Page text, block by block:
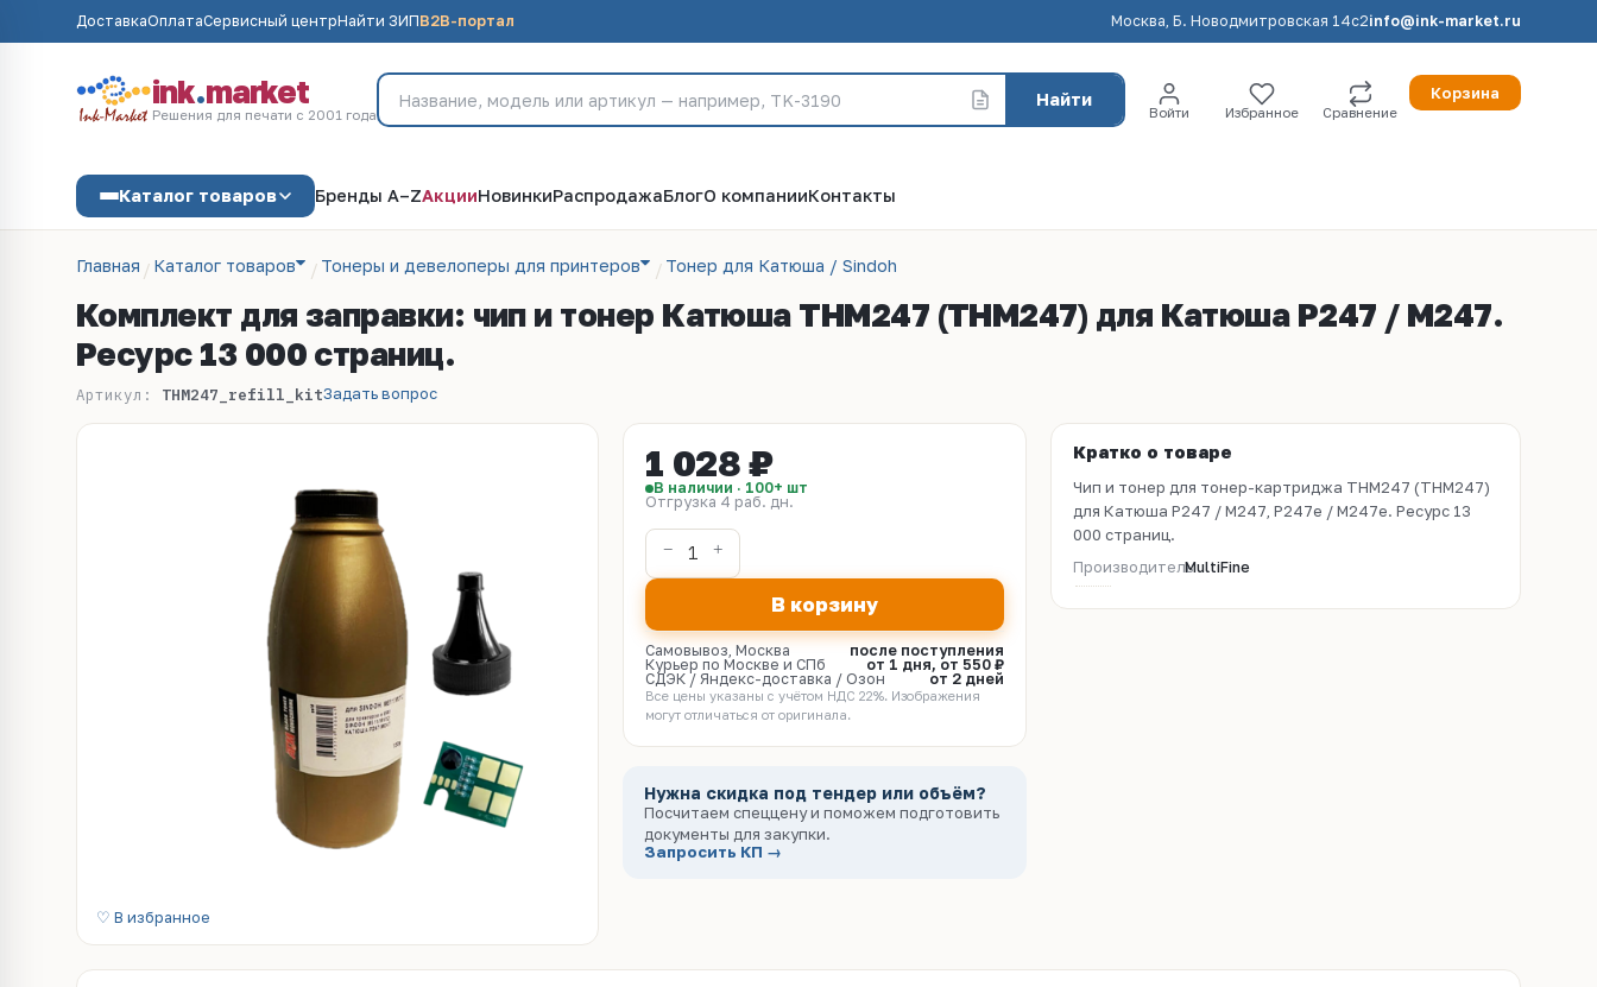
ДоставкаОплатаСервисный центрНайти ЗИПB2B-портал Москва, Б. Новодмитровская 14с2info@ink-market.ru
ink.market
Решения для печати с 2001 года
Найти
Войти Избранное Сравнение
Корзина
Каталог товаров Бренды A–ZАкцииНовинкиРаспродажаБлогО компанииКонтакты
Главная Каталог товаров Тонеры и девелоперы для принтеров Тонер для Катюша / Sindoh
Комплект для заправки: чип и тонер Катюша THМ247 (THM247) для Катюша Р247 / М247.
Ресурс 13 000 страниц.
Артикул: THМ247_refill_kitЗадать вопрос
♡ В избранное
1 028 ₽
В наличии · 100+ шт
Отгрузка 4 раб. дн.
В корзину
Самовывоз, Москва
после поступления
Курьер по Москве и СПб
от 1 дня, от 550 ₽
СДЭК / Яндекс-доставка / Озон
от 2 дней
Все цены указаны с учётом НДС 22%. Изображения
могут отличаться от оригинала.
Нужна скидка под тендер или объём?
Посчитаем спеццену и поможем подготовить
документы для закупки.
Запросить КП →
Кратко о товаре
Чип и тонер для тонер-картриджа THМ247 (THM247)
для Катюша Р247 / М247, Р247e / М247e. Ресурс 13
000 страниц.
ПроизводительMultiFine